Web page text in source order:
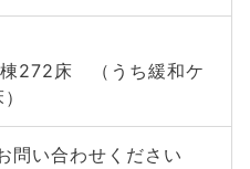
272床 （うち緩和ケ
問い合わせください